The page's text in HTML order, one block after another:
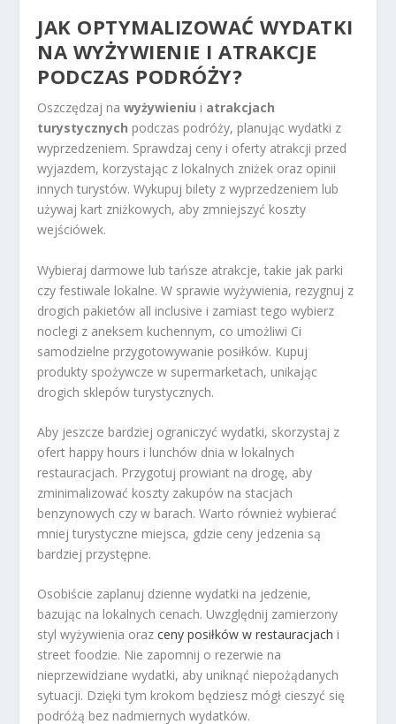
JAK OPTYMALIZOWAĆ WYDATKI
NA WYŻYWIENIE I ATRAKCJE
PODCZAS PODRÓŻY?
Oszczędzaj nawyżywieniu i atrakcjach
turystycznych podczas podróży, planując wydatki z
wyprzedzeniem. Sprawdzaj ceny i oferty atrakcji przed
wyjazdem, korzystając z lokalnych zniżek oraz opinii
innych turystów. Wykupuj bilety z wyprzedzeniem lub
używaj kart zniżkowych, aby zmniejszyć koszty
wejściówek.
Wybieraj darmowe lub tańsze atrakcje, takie jak parki
czy festiwale lokalne. W sprawie wyżywienia, rezygnuj z
drogich pakietów all inclusive i zamiast tego wybierz
noclegi z aneksem kuchennym, co umożliwi Ci
samodzielne przygotowywanie posiłków. Kupuj
produkty spożywcze w supermarketach, unikając
drogich sklepów turystycznych.
Aby jeszcze bardziej ograniczyć wydatki, skorzystaj z
ofert happy hours i lunchów dnia w lokalnych
restauracjach. Przygotuj prowiant na drogę, aby
zminimalizować koszty zakupów na stacjach
benzynowych czy w barach. Warto również wybierać
mniej turystyczne miejsca, gdzie ceny jedzenia są
bardziej przystępne.
Osobiście zaplanuj dzienne wydatki na jedzenie,
bazując na lokalnych cenach. Uwzględnij zamierzony
styl wyżywienia orazceny posiłków w restauracjach i
street foodzie. Nie zapomnij o rezerwie na
nieprzewidziane wydatki, aby uniknąć niepożądanych
sytuacji. Dzięki tym krokom będziesz mógł cieszyć się
podróżą bez nadmiernych wydatków.